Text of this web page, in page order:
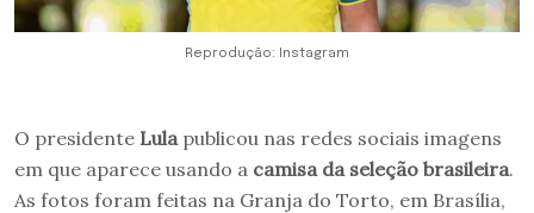
Reprodução: Instagram
O presidente Lula publicou nas redes sociais imagens
em que aparece usando a camisa da seleção brasileira.
As fotos foram feitas na Granja do Torto, em Brasília,